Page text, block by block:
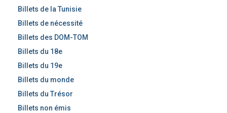
Billets de la Tunisie
Billets de nécessité
Billets des DOM-TOM
Billets du 18e
Billets du 19e
Billets du monde
Billets du Trésor
Billets non émis